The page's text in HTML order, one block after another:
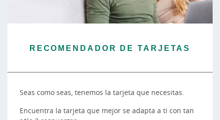
RECOMENDADOR DE TARJETAS
Seas como seas, tenemos la tarjeta que necesitas.
Encuentra la tarjeta que mejor se adapta a ti con tan